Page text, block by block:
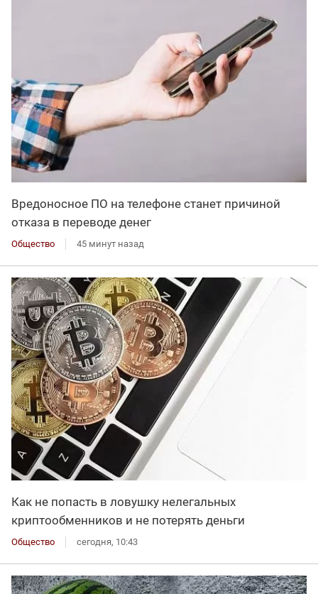
Вредоносное ПО на телефоне станет причиной
отказа в переводе денег
Общество 45 минут назад
Как не попасть в ловушку нелегальных
криптообменников и не потерять деньги
Общество сегодня, 10:43